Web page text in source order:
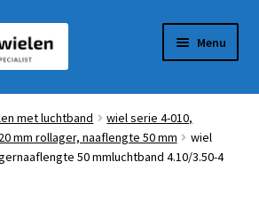
Menu
met luchtband
wiel serie 4-010,
mm rollager, naaflengte 50 mm
wiel
50 mmluchtband 4.10/3.50-4